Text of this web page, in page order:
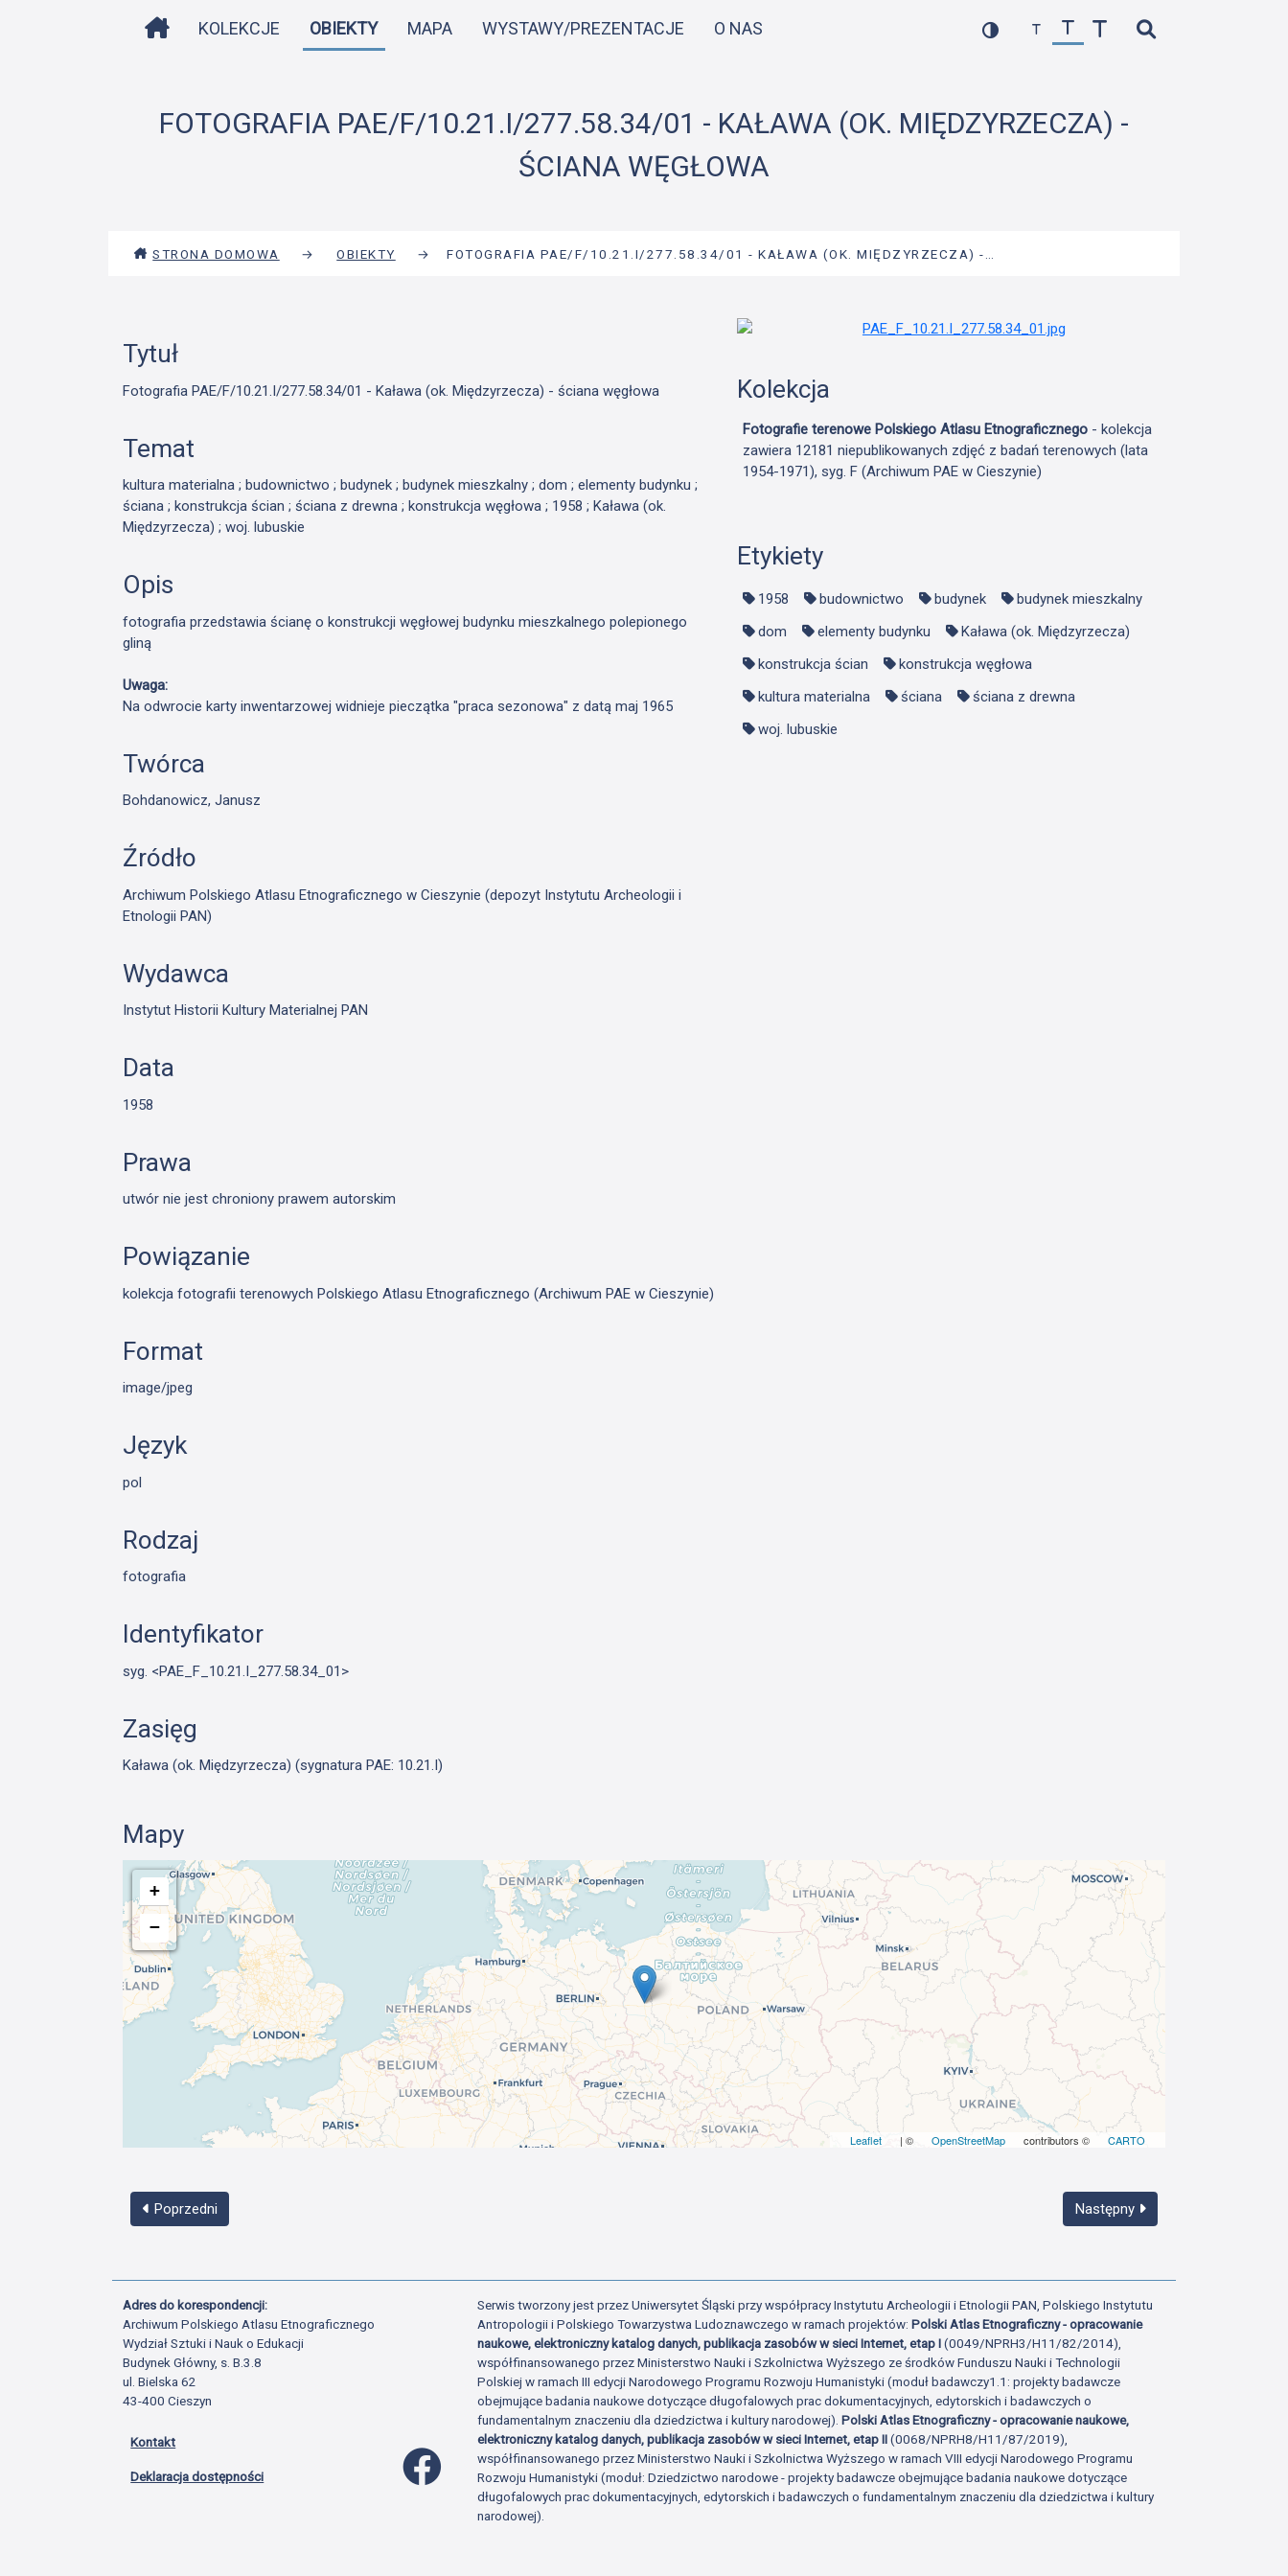
do
STRONA DOMOWA
KOLEKCJE OBIEKTY MAPA WYSTAWY/PREZENTACJE O NAS
FOTOGRAFIA PAE/F/10.21.I/277.58.34/01 - KAŁAWA (OK. MIĘDZYRZECZA) -
ŚCIANA WĘGŁOWA
STRONA DOMOWA → OBIEKTY → FOTOGRAFIA PAE/F/10.21.I/277.58.34/01 - KAŁAWA (OK. MIĘDZYRZECZA) -…
Tytuł
Fotografia PAE/F/10.21.I/277.58.34/01 - Kaława (ok. Międzyrzecza) - ściana węgłowa
Temat
kultura materialna ; budownictwo ; budynek ; budynek mieszkalny ; dom ; elementy budynku ;
ściana ; konstrukcja ścian ; ściana z drewna ; konstrukcja węgłowa ; 1958 ; Kaława (ok.
Międzyrzecza) ; woj. lubuskie
Opis
fotografia przedstawia ścianę o konstrukcji węgłowej budynku mieszkalnego polepionego
gliną
Uwaga:
Na odwrocie karty inwentarzowej widnieje pieczątka "praca sezonowa" z datą maj 1965
Twórca
Bohdanowicz, Janusz
Źródło
Archiwum Polskiego Atlasu Etnograficznego w Cieszynie (depozyt Instytutu Archeologii i
Etnologii PAN)
Wydawca
Instytut Historii Kultury Materialnej PAN
Data
1958
Prawa
utwór nie jest chroniony prawem autorskim
Powiązanie
kolekcja fotografii terenowych Polskiego Atlasu Etnograficznego (Archiwum PAE w Cieszynie)
Format
image/jpeg
Język
pol
Rodzaj
fotografia
Identyfikator
syg. <PAE_F_10.21.I_277.58.34_01>
Zasięg
Kaława (ok. Międzyrzecza) (sygnatura PAE: 10.21.I)
Kolekcja
Fotografie terenowe Polskiego Atlasu Etnograficznego- kolekcja
zawiera 12181 niepublikowanych zdjęć z badań terenowych (lata
1954-1971), syg. F (Archiwum PAE w Cieszynie)
Etykiety
1958 budownictwo budynek
budynek mieszkalny
dom
elementy budynku
Kaława (ok. Międzyrzecza)
konstrukcja ścian
konstrukcja węgłowa
kultura materialna
ściana
ściana z drewna
woj. lubuskie
Mapy
+
−
Leaflet | © OpenStreetMap contributors © CARTO
Poprzedni Następny
Adres do korespondencji:
Archiwum Polskiego Atlasu Etnograficznego
Wydział Sztuki i Nauk o Edukacji
Budynek Główny, s. B.3.8
ul. Bielska 62
43-400 Cieszyn
Kontakt
Deklaracja dostępności
Profil Facebook
Serwis tworzony jest przez Uniwersytet Śląski przy współpracy Instytutu Archeologii i Etnologii PAN, Polskiego Instytutu
Antropologii i Polskiego Towarzystwa Ludoznawczego w ramach projektów:Polski Atlas Etnograficzny - opracowanie
naukowe, elektroniczny katalog danych, publikacja zasobów w sieci Internet, etap I(0049/NPRH3/H11/82/2014),
współfinansowanego przez Ministerstwo Nauki i Szkolnictwa Wyższego ze środków Funduszu Nauki i Technologii
Polskiej w ramach III edycji Narodowego Programu Rozwoju Humanistyki (moduł badawczy1.1: projekty badawcze
obejmujące badania naukowe dotyczące długofalowych prac dokumentacyjnych, edytorskich i badawczych o
fundamentalnym znaczeniu dla dziedzictwa i kultury narodowej).Polski Atlas Etnograficzny - opracowanie naukowe,
elektroniczny katalog danych, publikacja zasobów w sieci Internet, etap II(0068/NPRH8/H11/87/2019),
współfinansowanego przez Ministerstwo Nauki i Szkolnictwa Wyższego w ramach VIII edycji Narodowego Programu
Rozwoju Humanistyki (moduł: Dziedzictwo narodowe - projekty badawcze obejmujące badania naukowe dotyczące
długofalowych prac dokumentacyjnych, edytorskich i badawczych o fundamentalnym znaczeniu dla dziedzictwa i kultury
narodowej).